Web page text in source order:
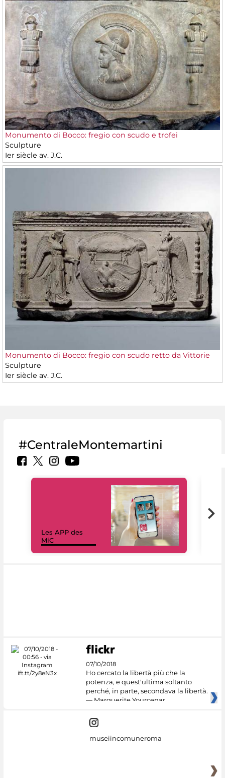
Monumento di Bocco: fregio con scudo e trofei
Sculpture
Ier siècle av. J.C.
Monumento di Bocco: fregio con scudo retto da Vittorie
Sculpture
Ier siècle av. J.C.
#CentraleMontemartini
Les APP des
MiC
07/10/2018
Ho cercato la libertà più che la
potenza, e quest'ultima soltanto
perché, in parte, secondava la libertà.
— Marguerite Yourcenar
museiincomuneroma